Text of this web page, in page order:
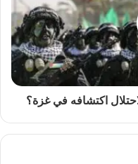
اكتشافه في غزة؟